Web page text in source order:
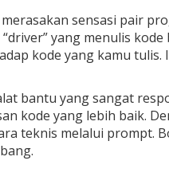
sensasi pair
yang menulis kode
kode yang kamu tulis.
bantu yang sangat
kode yang lebih baik.
teknis melalui prompt.